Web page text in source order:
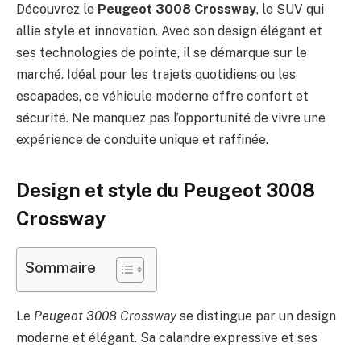
Découvrez le Peugeot 3008 Crossway, le SUV qui
allie style et innovation. Avec son design élégant et
ses technologies de pointe, il se démarque sur le
marché. Idéal pour les trajets quotidiens ou les
escapades, ce véhicule moderne offre confort et
sécurité. Ne manquez pas l’opportunité de vivre une
expérience de conduite unique et raffinée.
Design et style du Peugeot 3008
Crossway
Sommaire
Le Peugeot 3008 Crosswayse distingue par un design
moderne et élégant. Sa calandre expressive et ses